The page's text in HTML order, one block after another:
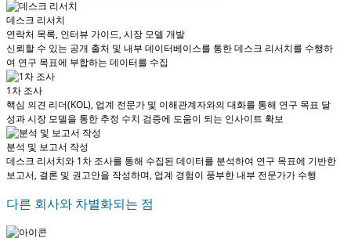
데스크 리서치
연락처 목록, 인터뷰 가이드, 시장 모델 개발
신뢰할 수 있는 공개 출처 및 내부 데이터베이스를 통한 데스크 리서치를 수행하
여 연구 목표에 부합하는 데이터를 수집
1차 조사
핵심 의견 리더(KOL), 업계 전문가 및 이해관계자와의 대화를 통해 연구 목표 달
성과 시장 모델을 통한 추정 수치 검증에 도움이 되는 인사이트 확보
분석 및 보고서 작성
데스크 리서치와 1차 조사를 통해 수집된 데이터를 분석하여 연구 목표에 기반한
보고서, 결론 및 권고안을 작성하며, 업계 경험이 풍부한 내부 전문가가 수행
다른 회사와 차별화되는 점